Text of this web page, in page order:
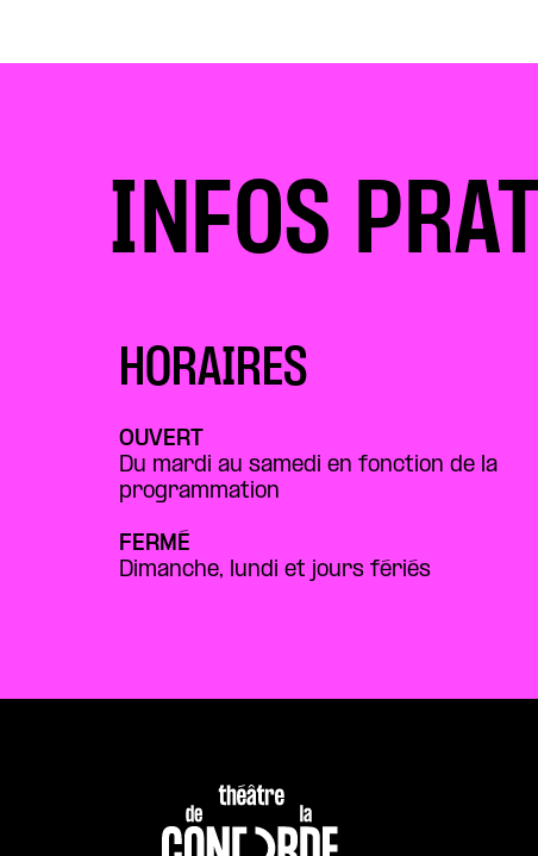
INFOS
HORAIRES
OUVERT
Du mardi au samedi en fonction de la
programmation
FERMÉ
Dimanche, lundi et jours fériés